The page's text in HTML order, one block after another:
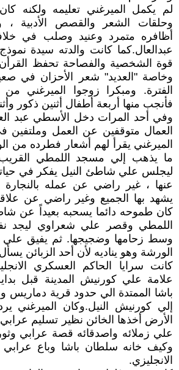
لم يكمل الميرغني تعليمه ولكنه
وحلقات الشعر والقصص الأدبية ،
أظافره متمرد وعنيد وصلب في
عبدالعال.كما كانت والدته سيدة
قوة الشخصية والفصاحة تحفظ القرأن
وخاصة "العديد" شعر الأحزان في
الفترة. ومبكرا زوجوا الميرغني
فأنجب منها أربعة أطفال أثنين ذكور
وفي أحد المرات دخل الأسطي عبد
العمال متوقفين عن العمل وملتفين
الميرغني يقرأ لهم أشعار فطرده من
ما يذهب إلي مسجد اللمطي
ليجلس علي شاطئ النيل يفكر في
عنها ، غير راضي عن عمله بالنجارة
يشهد بها الجميع وغير راضي عن
كان طموحه دائما يسحبه بعيداً عن
اللمطي وقصر علي شعراوي ليجد
وسط زحامها وضجيجها. ثم يفيق
الورشة وهو يناديه لأن أحد الزبائن
كانت سرايا الحاكم العسكري
علامة علي كورنيش المدينة قبل
باشا الممتدة الي حدود قرية دماريس
إلي كورنيش النيل.وكان الميرغني
الأرض أخذها الخائن نظير تسليم
علي زملائه واصدقائه قصة عرابي
وكيف خانه سلطان باشا وباع عرابي
الانجليزي.